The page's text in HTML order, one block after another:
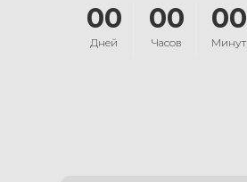
00
Дней
00
Часов
00
Минут